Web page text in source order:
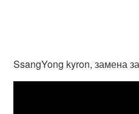
SsangYong kyron, замена